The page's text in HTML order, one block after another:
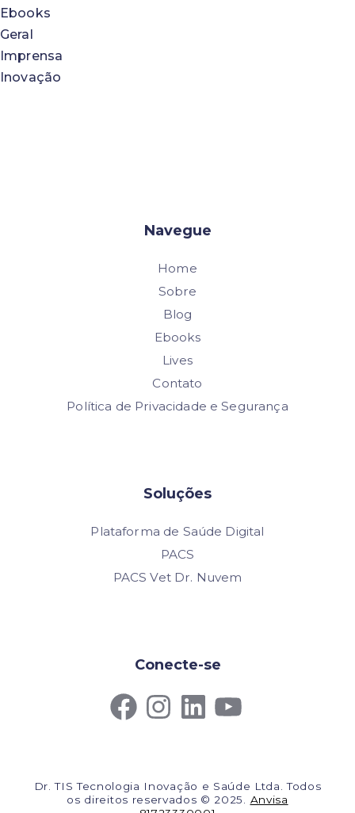
Ebooks
Geral
Imprensa
Inovação
Navegue
Home
Sobre
Blog
Ebooks
Lives
Contato
Política de Privacidade e Segurança
Soluções
Plataforma de Saúde Digital
PACS
PACS Vet Dr. Nuvem
Conecte-se
Dr. TIS Tecnologia Inovação e Saúde Ltda. Todos
os direitos reservados © 2025. Anvisa